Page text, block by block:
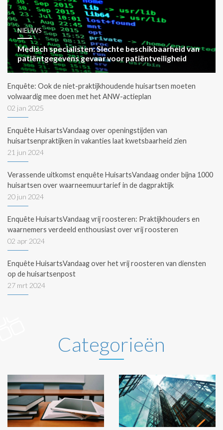
NIEUWS
Medisch specialisten: Slechte beschikbaarheid van
patiëntgegevens gevaar voor patiëntveiligheid
Enquête: Ook de niet-praktijkhoudende huisartsen moeten
volwaardig mee doen met het ANW-actieplan
02 jan 2025
Enquête HuisartsVandaag over openingstijden van
huisartsenpraktijken in vakanties laat kwetsbaarheid zien
21 jun 2024
Verassende uitkomst enquête HuisartsVandaag onder bijna 1000
huisartsen over waarneemuurtarief in de dagpraktijk
20 jun 2024
Enquête HuisartsVandaag vrij roosteren: Praktijkhouders en
waarnemers verdeeld enthousiast over vrij roosteren
02 apr 2024
Enquête HuisartsVandaag over het vrij roosteren van diensten
op de huisartsenpost
27 mrt 2024
Categorieën